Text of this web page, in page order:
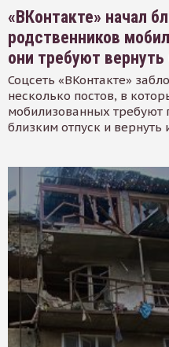
«ВКонтакте» начал
родственников
они требуют
Соцсеть «ВКонтакте»
несколько постов, в
мобилизованных требуют
близким отпуск и вернуть